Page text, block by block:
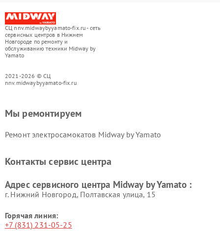
СЦ nnv.midwaybyyamato-fix.ru - сеть
сервисных центров в Нижнем
Новгороде по ремонту и
обслуживанию техники Midway by
Yamato
2021-2026 © СЦ
nnv.midwaybyyamato-fix.ru
Мы ремонтируем
Ремонт электросамокатов Midway by Yamato
Контакты сервис центра
Адрес сервисного центра Midway by Yamato :
г. Нижний Новгород, Полтавская улица, 15
Горячая линия:
+7 (831) 231-05-25